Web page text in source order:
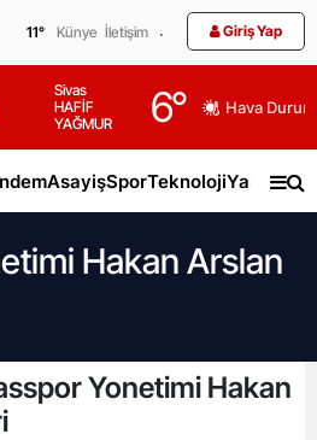
11° Künye İletişim Giriş Yap
Sivas
HAFİF
YAĞMUR
6° Hava
AsayişSporTeknolojiYaşam
Hakan Arslan
Yonetimi Hakan